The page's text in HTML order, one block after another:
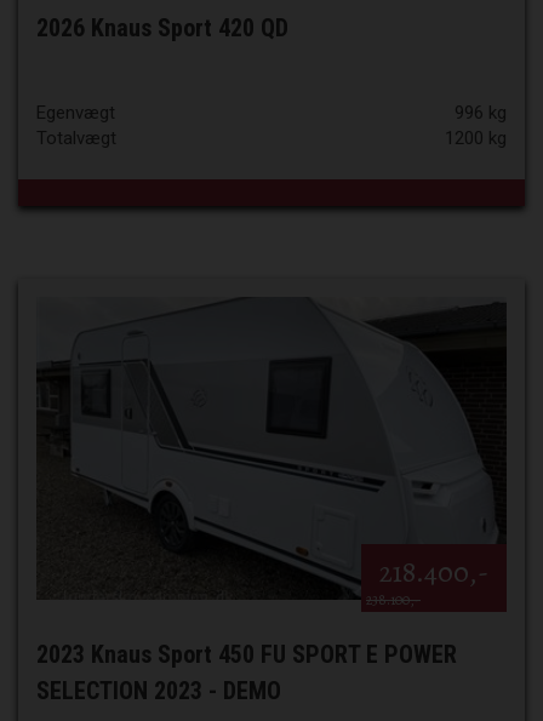
2026 Knaus Sport 420 QD
Egenvægt
996 kg
Totalvægt
1200 kg
218.400,-
238.100,-
2023 Knaus Sport 450 FU SPORT E POWER
SELECTION 2023 - DEMO